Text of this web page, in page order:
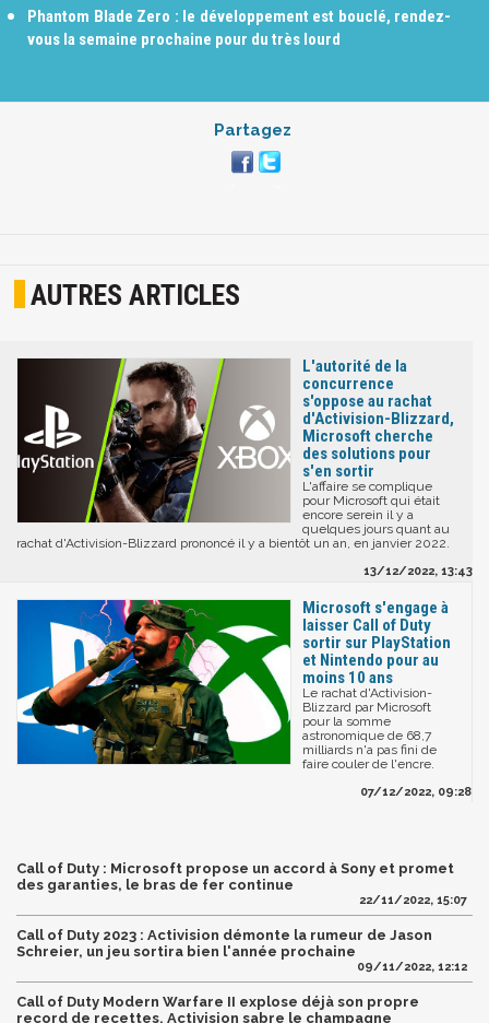
Phantom Blade Zero : le développement est bouclé, rendez-
vous la semaine prochaine pour du très lourd
Partagez
AUTRES ARTICLES
L'autorité de la
concurrence
s'oppose au rachat
d'Activision-Blizzard,
Microsoft cherche
des solutions pour
s'en sortir
L'affaire se complique
pour Microsoft qui était
encore serein il y a
quelques jours quant au
rachat d'Activision-Blizzard prononcé il y a bientôt un an, en janvier 2022.
13/12/2022, 13:43
Microsoft s'engage à
laisser Call of Duty
sortir sur PlayStation
et Nintendo pour au
moins 10 ans
Le rachat d'Activision-
Blizzard par Microsoft
pour la somme
astronomique de 68,7
milliards n'a pas fini de
faire couler de l'encre.
07/12/2022, 09:28
Call of Duty : Microsoft propose un accord à Sony et promet
des garanties, le bras de fer continue
22/11/2022, 15:07
Call of Duty 2023 : Activision démonte la rumeur de Jason
Schreier, un jeu sortira bien l'année prochaine
09/11/2022, 12:12
Call of Duty Modern Warfare II explose déjà son propre
record de recettes, Activision sabre le champagne